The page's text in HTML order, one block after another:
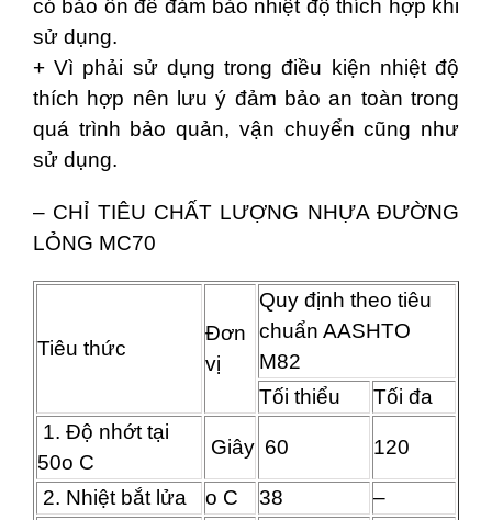
có bảo ôn để đảm bảo nhiệt độ thích hợp khi
sử dụng.
+ Vì phải sử dụng trong điều kiện nhiệt độ
thích hợp nên lưu ý đảm bảo an toàn trong
quá trình bảo quản, vận chuyển cũng như
sử dụng.
– CHỈ TIÊU CHẤT LƯỢNG NHỰA ĐƯỜNG
LỎNG MC70
Tiêu thức
Đơn
vị
Quy định theo tiêu
chuẩn AASHTO
M82
Tối thiểu
Tối đa
1. Độ nhớt tại
50o C
Giây 60 120
2. Nhiệt bắt lửa o C 38
–